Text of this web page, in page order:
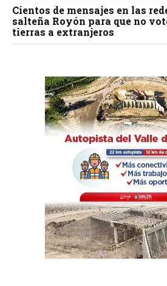
Cientos de mensajes en las
salteña Royón para que no
tierras a extranjeros